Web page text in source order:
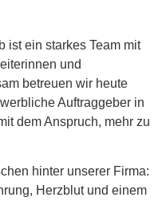
ist ein starkes Team mit
und
betreuen wir heute
Auftraggeber in
dem Anspruch, mehr zu
hinter unserer Firma:
Herzblut und einem